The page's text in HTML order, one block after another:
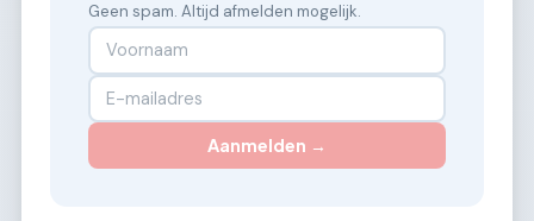
Geen spam. Altijd afmelden mogelijk.
Aanmelden →